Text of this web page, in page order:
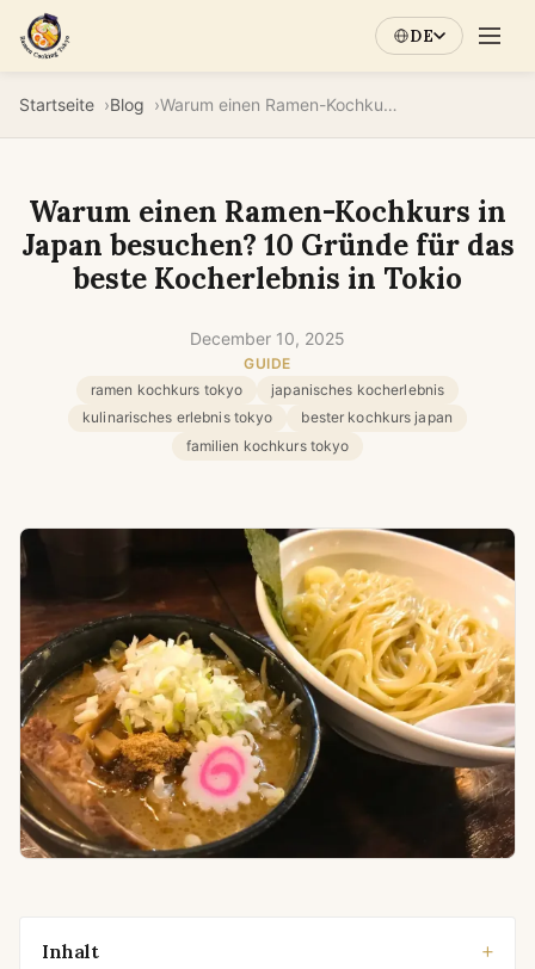
DE
Startseite Blog Warum einen Ramen-Kochkurs in Japan besuchen? 10 Gründe für das beste Kocherlebnis in Tokio
Warum einen Ramen-Kochkurs in
Japan besuchen? 10 Gründe für das
beste Kocherlebnis in Tokio
December 10, 2025
GUIDE
ramen kochkurs tokyo
japanisches kocherlebnis
kulinarisches erlebnis tokyo
bester kochkurs japan
familien kochkurs tokyo
Inhalt